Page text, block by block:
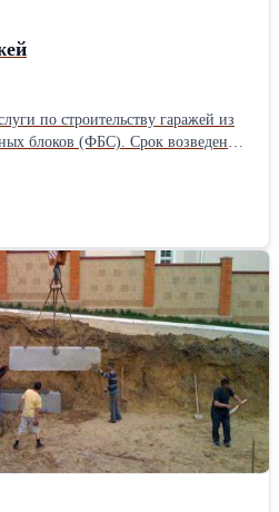
по строительству гаражей из
(ФБС). Срок возведения
изготовить фундаментные блоки
рабочих выполнят работы по
плит. Большой опыт работы
выполнять монтаж качественно и
Собственное производство